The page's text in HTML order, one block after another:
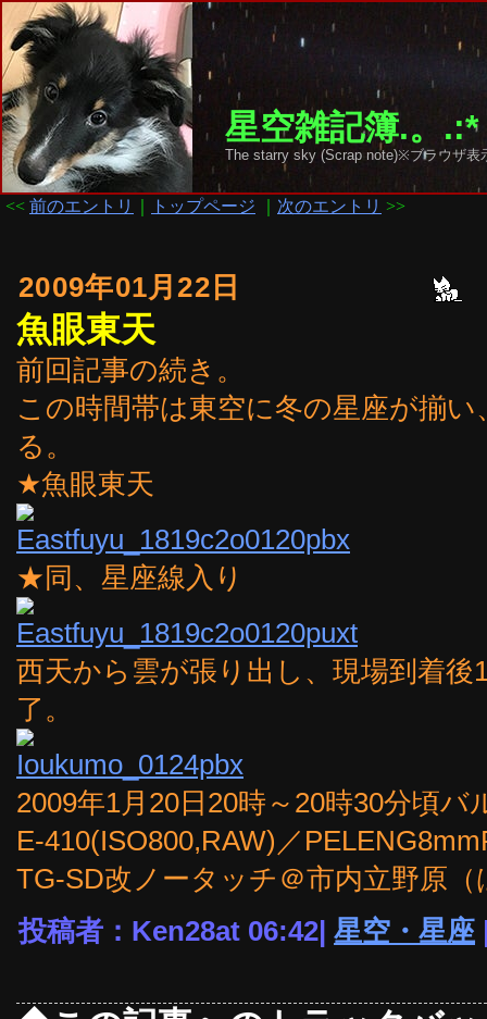
星空雑記簿.。
The starry sky (Scrap note)※ブラウザ
<< 前のエントリ トップページ 次のエントリ >>
2009年01月22日
魚眼東天
前回記事の続き。
この時間帯は東空に冬の星座が揃
る。
★魚眼東天
★同、星座線入り
西天から雲が張り出し、現場到着
了。
2009年1月20日20時～20時30分頃バ
E-410(ISO800,RAW)／
TG-SD改ノータッチ＠市内立野原
投稿者：Ken28at 06:42| 星空・星座